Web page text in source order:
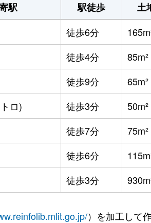
駅 駅徒歩 土
徒歩6分
徒歩4分 85m²
徒歩9分 65m²
ロ) 徒歩3分 50m²
徒歩7分 75m²
徒歩6分
徒歩3分
）を加工して